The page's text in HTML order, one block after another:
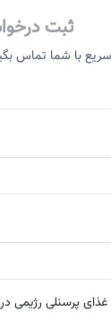
ثبت درخواست
شما تماس بگیریم.